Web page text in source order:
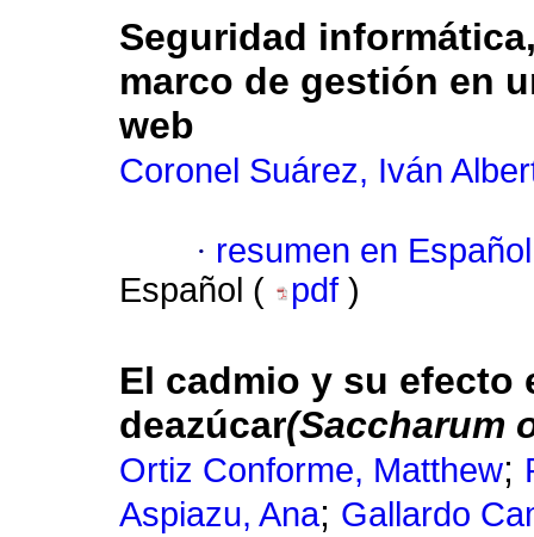
Seguridad
marco de gestión en
web
Coronel Suárez, Iván
· resumen en Español
Español (
pdf )
El cadmio y su efecto
deazúcar(Saccharum
Ortiz Conforme, Matthew;
Aspiazu, Ana; Gallardo